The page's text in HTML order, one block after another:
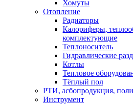
Хомуты
Отопление
Радиаторы
Калориферы,
комплектующие
Теплоноситель
Гидравлические
Котлы
Тепловое
Тёплый пол
РТИ, асбопродукция,
Инструмент